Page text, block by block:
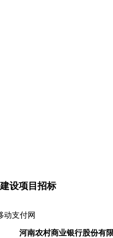
设项目招标
动支付网
河南农村商业银行股份有